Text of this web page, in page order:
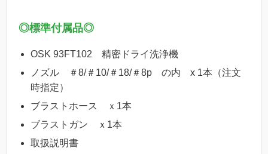
◎標準付属品◎
OSK 93FT102 精密ドライ洗浄機
ノズル ＃8/＃10/＃18/＃8p の内 x 1本（注文
時指定）
ブラストホース ｘ1本
ブラストガン ｘ1本
取扱説明書